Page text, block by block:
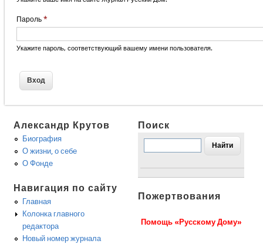
Пароль *
Укажите пароль, соответствующий вашему имени пользователя.
Александр Крутов
Биография
О жизни, о себе
О Фонде
Навигация по сайту
Главная
Колонка главного
редактора
Новый номер журнала
Поиск
Пожертвования
Помощь «Русскому Дому»